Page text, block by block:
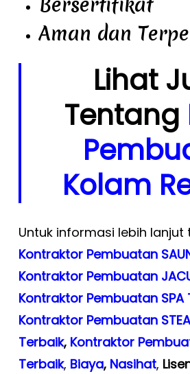
Aman dan
Lihat
Tentang
Kolam
Untuk informasi lebih lanjut
Kontraktor Pembuatan
Kontraktor Pembuatan
Kontraktor Pembuatan SPA
Kontraktor Pembuatan
Terbaik, Kontraktor
Terbaik, Biaya, Nasihat,